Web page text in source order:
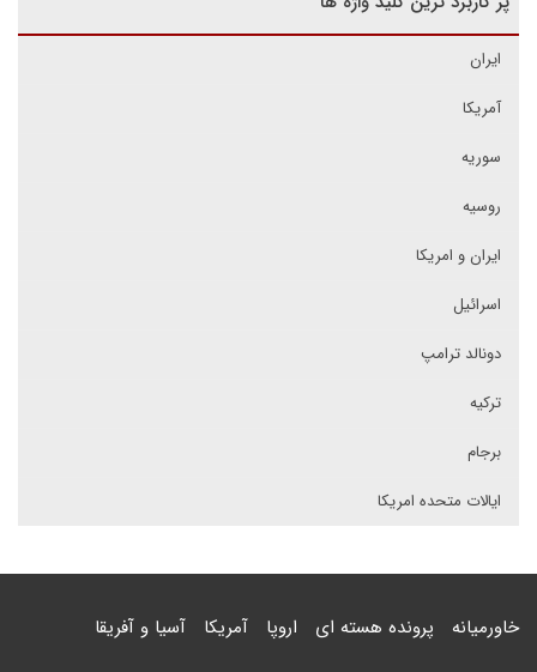
ایران
آمریکا
سوریه
روسیه
ایران و امریکا
اسرائیل
دونالد ترامپ
ترکیه
برجام
ایالات متحده امریکا
خاورمیانه پرونده هسته ای اروپا آمریکا آسیا و آفریقا